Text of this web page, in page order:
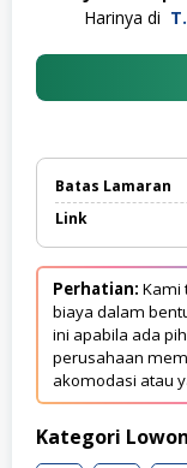
Harinya di
Batas Lamaran
Link
Perhatian: Kami
biaya dalam
ini apabila ada
perusahaan
akomodasi atau
Kategori